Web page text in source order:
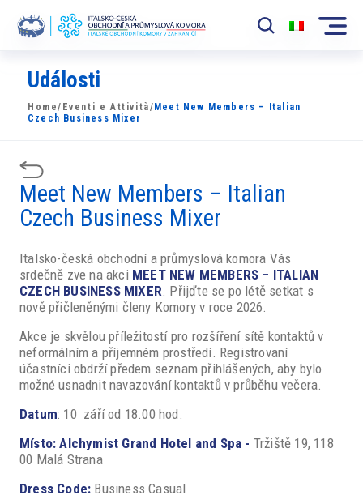
Komora
News
Rozvoj Trhu
Členové
Partneři
​​Projekty
Členská sekce
Události
Home/ Eventi e Attività/ Meet New Members – Italian
Czech Business Mixer
Meet New Members – Italian
Czech Business Mixer
Italsko-česká obchodní a průmyslová komora Vás
srdečně zve na akci MEET NEW MEMBERS – ITALIAN
CZECH BUSINESS MIXER. Přijďte se po létě setkat s
nově přičleněnými členy Komory v roce 2026.
Akce je skvělou příležitostí pro rozšíření sítě kontaktů v
neformálním a příjemném prostředí. Registrovaní
účastníci obdrží předem seznam přihlášených, aby bylo
možné usnadnit navazování kontaktů v průběhu večera.
Datum: 10 září od 18.00 hod.
Místo: Alchymist Grand Hotel and Spa - Tržiště 19, 118
00 Malá Strana
Dress Code: Business Casual